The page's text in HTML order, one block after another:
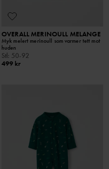
OVERALL MERINOULL MELANGE
Myk melert merinoull som varmer tett mot
huden
Stl: 50-92
499 kr